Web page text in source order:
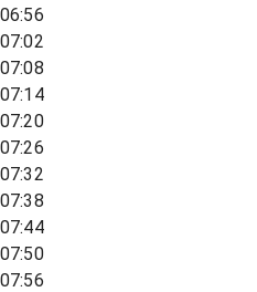
06:56
07:02
07:08
07:14
07:20
07:26
07:32
07:38
07:44
07:50
07:56